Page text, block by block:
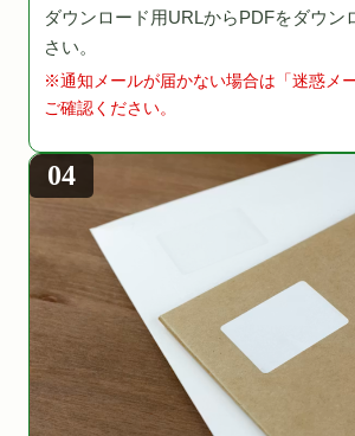
ダウンロード用URLからPDFをダウン
さい。
※通知メールが届かない場合は「迷惑メ
ご確認ください。
04